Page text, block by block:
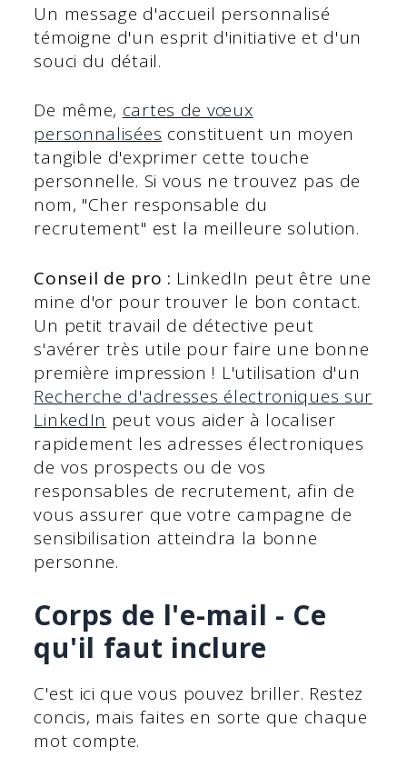
Un message d'accueil personnalisé
témoigne d'un esprit d'initiative et d'un
souci du détail.
De même, cartes de vœux
personnalisées constituent un moyen
tangible d'exprimer cette touche
personnelle. Si vous ne trouvez pas de
nom, "Cher responsable du
recrutement" est la meilleure solution.
Conseil de pro : LinkedIn peut être une
mine d'or pour trouver le bon contact.
Un petit travail de détective peut
s'avérer très utile pour faire une bonne
première impression ! L'utilisation d'un
Recherche d'adresses électroniques sur
LinkedIn peut vous aider à localiser
rapidement les adresses électroniques
de vos prospects ou de vos
responsables de recrutement, afin de
vous assurer que votre campagne de
sensibilisation atteindra la bonne
personne.
Corps de l'e-mail - Ce
qu'il faut inclure
C'est ici que vous pouvez briller. Restez
concis, mais faites en sorte que chaque
mot compte.